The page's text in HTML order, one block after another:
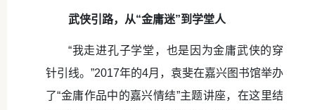
武侠引路，从“金庸迷”到学堂人
“我走进孔子学堂，也是因为金庸武侠的穿
针引线。”2017年的4月，袁斐在嘉兴图书馆举办
了“金庸作品中的嘉兴情结”主题讲座，在这里结